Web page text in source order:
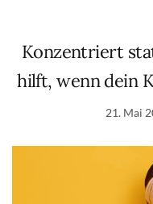
Konzentriert
hilft, wenn dein
21. Mai